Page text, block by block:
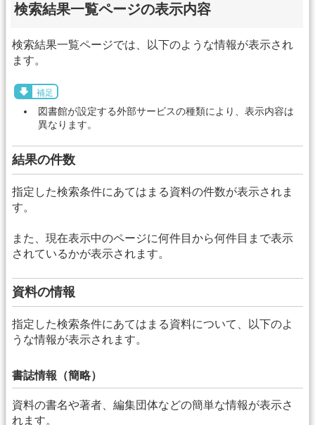
検索結果一覧ページの表示内容
検索結果一覧ページでは、以下のような情報が表示され
ます。
補足
図書館が設定する外部サービスの種類により、表示内容は
異なります。
結果の件数
指定した検索条件にあてはまる資料の件数が表示されま
す。
また、現在表示中のページに何件目から何件目まで表示
されているかが表示されます。
資料の情報
指定した検索条件にあてはまる資料について、以下のよ
うな情報が表示されます。
書誌情報（簡略）
資料の書名や著者、編集団体などの簡単な情報が表示さ
れます。